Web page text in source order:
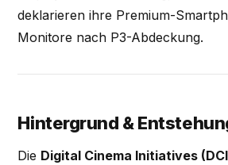
deklarieren ihre Premium-
Monitore nach P3-Abdeckung.
Hintergrund &
Die Digital Cinema Initiatives